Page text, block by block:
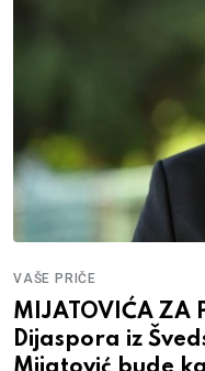
VAŠE PRIČE
MIJATOVIĆA ZA
Dijaspora iz